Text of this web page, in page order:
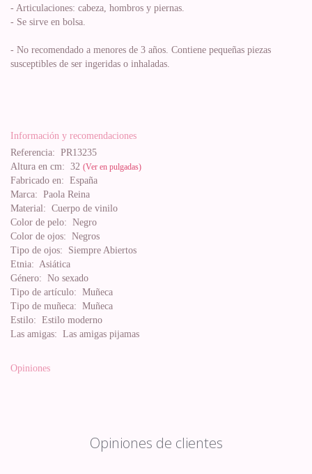
- Articulaciones: cabeza, hombros y piernas.
- Se sirve en bolsa.
- No recomendado a menores de 3 años. Contiene pequeñas piezas
susceptibles de ser ingeridas o inhaladas.
Información y recomendaciones
Referencia: PR13235
Altura en cm: 32 (Ver en pulgadas)
Fabricado en: España
Marca: Paola Reina
Material: Cuerpo de vinilo
Color de pelo: Negro
Color de ojos: Negros
Tipo de ojos: Siempre Abiertos
Etnia: Asiática
Género: No sexado
Tipo de artículo: Muñeca
Tipo de muñeca: Muñeca
Estilo: Estilo moderno
Las amigas: Las amigas pijamas
Opiniones
Opiniones de clientes